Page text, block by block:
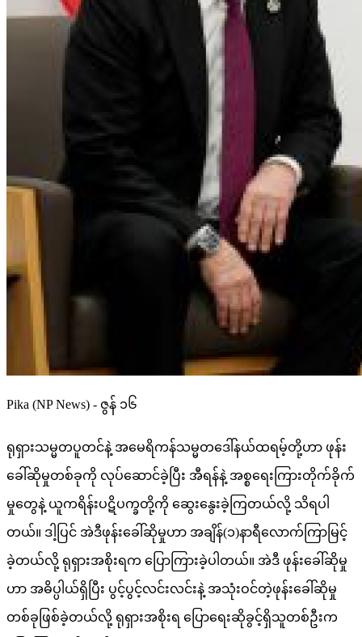
Pika (NP News) - ဇွန် ၁၆
ရုရှားသမ္မတပူတင်နဲ့ အမေရိကန်သမ္မတဒေါ်နယ်ထရမ့်တို့ဟာ ဖုန်း
ခေါ်ဆိုမှုတစ်ခုကို လုပ်ဆောင်ခဲ့ပြီး အီရန်နဲ့ အစ္စရေးကြားတိုက်ခိုက်
မှုတွေနဲ့ ယူကရိန်းပဋိပက္ခတို့ကို ဆွေးနွေးခဲ့ကြတယ်လို့ သိရပါ
တယ်။ ဒါ့ပြင် အဲဒီဖုန်းခေါ်ဆိုမှုဟာ အချိန်(၁)နာရီလောက်ကြာမြင့်
ခဲ့တယ်လို့ ရုရှားအစိုးရက ပြောကြားခဲ့ပါတယ်။ အဲဒီ ဖုန်းခေါ်ဆိုမှု
ဟာ အဓိပ္ပါယ်ရှိပြီး ပွင့်ပွင့်လင်းလင်းနဲ့ အသုံးဝင်တဲ့ဖုန်းခေါ်ဆိုမှု
တစ်ခုဖြစ်ခဲ့တယ်လို့ ရုရှားအစိုးရ ပြောရေးဆိုခွင့်ရှိသူတစ်ဦးက